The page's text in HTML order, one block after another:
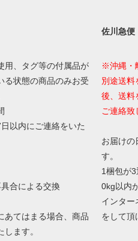
用、タグ等の付属品が
る状態の商品のみお受
以内にご連絡をいた
合による交換
あてはまる場合、商品
ます。
佐川急便
※沖縄・
別途送料
後、送料
ご連絡致
お届けの
す。
1梱包が
0kg以内
インター
をして頂